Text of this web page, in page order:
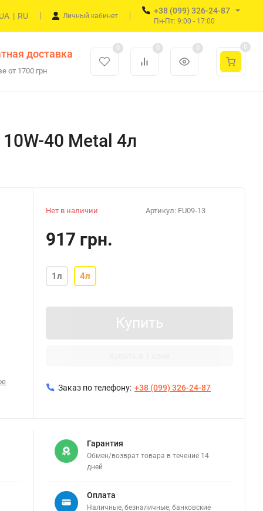
UA | RU Личный кабинет
+38 (099) 326-24-87
Пн-Пт: 9:00 - 17:00
доставка
от 1700 грн
0 0 0 0
40 Metal 4л
Артикул: FU09-13
Нет в наличии
917 грн.
1л 4л
Купить
Заказ по телефону: +38 (099) 326-24-87
Гарантия
Обмен/возврат товара в течение 14
дней
Оплата
Наличные, безналичные, банковские